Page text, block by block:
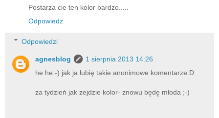
Postarza cie ten kolor bardzo.....
Odpowiedz
Odpowiedzi
agnesblog
1 sierpnia 2013 14:26
he he:-) jak ja lubię takie anonimowe komentarze:D
za tydzień jak zejdzie kolor- znowu będę młoda ;-)